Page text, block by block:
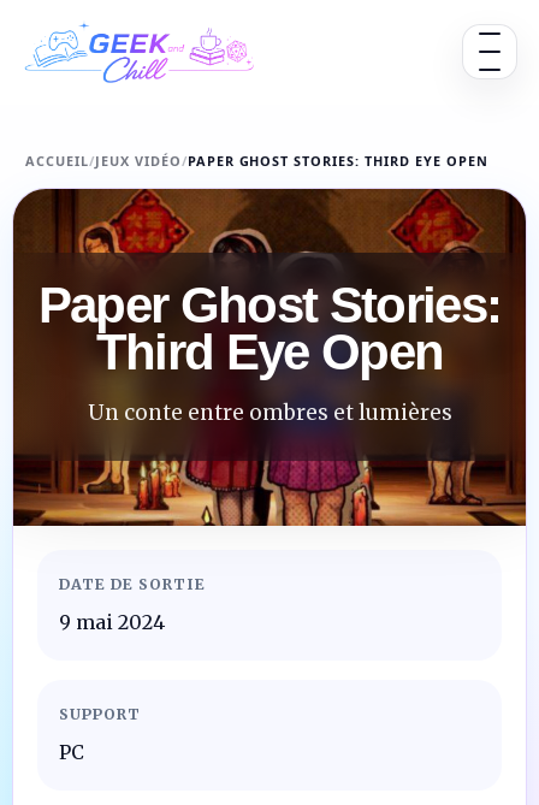
Ouvrir
ACCUEIL/JEUX VIDÉO/PAPER GHOST STORIES: THIRD EYE OPEN
Paper Ghost Stories:
Third Eye Open
Un conte entre ombres et lumières
DATE DE SORTIE
9 mai 2024
SUPPORT
PC